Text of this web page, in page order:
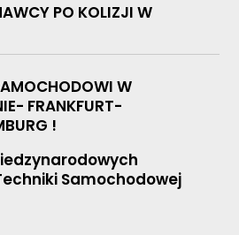
PO KOLIZJI W
W
FRANKFURT-
!
Samochodowej